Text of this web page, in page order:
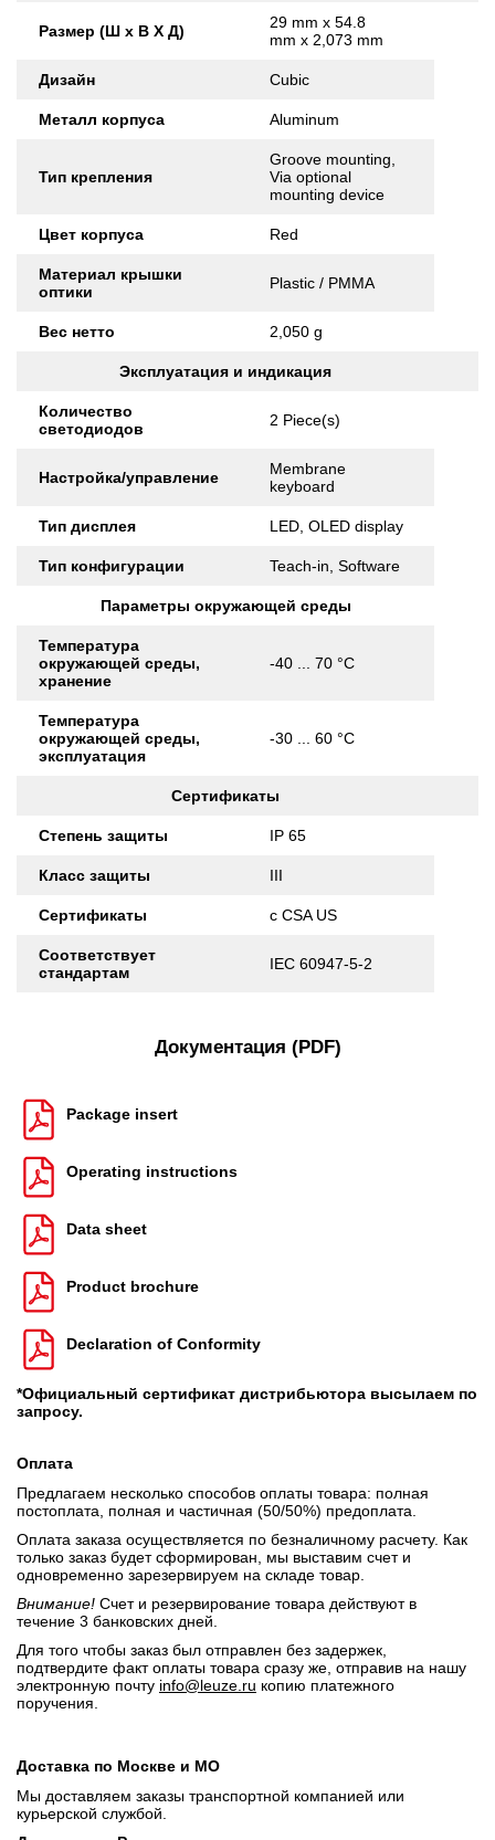
Размер (Ш x В X Д)
29 mm x 54.8
mm x 2,073 mm
Дизайн Cubic
Металл корпуса Aluminum
Тип крепления
Groove mounting,
Via optional
mounting device
Цвет корпуса Red
Материал крышки
оптики
Plastic / PMMA
Вес нетто 2,050 g
Эксплуатация и индикация
Количество
светодиодов
2 Piece(s)
Настройка/управление
Membrane
keyboard
Тип дисплея LED, OLED display
Тип конфигурации Teach-in, Software
Параметры окружающей среды
Температура
окружающей среды,
хранение
-40 ... 70 °C
Температура
окружающей среды,
эксплуатация
-30 ... 60 °C
Сертификаты
Степень защиты IP 65
Класс защиты III
Сертификаты c CSA US
Соответствует
стандартам
IEC 60947-5-2
Документация (PDF)
Package insert
Operating instructions
Data sheet
Product brochure
Declaration of Conformity
*Официальный сертификат дистрибьютора высылаем по
запросу.
Оплата
Предлагаем несколько способов оплаты товара: полная
постоплата, полная и частичная (50/50%) предоплата.
Оплата заказа осуществляется по безналичному расчету. Как
только заказ будет сформирован, мы выставим счет и
одновременно зарезервируем на складе товар.
Внимание! Счет и резервирование товара действуют в
течение 3 банковских дней.
Для того чтобы заказ был отправлен без задержек,
подтвердите факт оплаты товара сразу же, отправив на нашу
электронную почту info@leuze.ru копию платежного
поручения.
Доставка по Москве и МО
Мы доставляем заказы транспортной компанией или
курьерской службой.